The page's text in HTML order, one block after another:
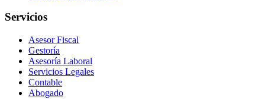
Servicios
Asesor Fiscal
Gestoría
Asesoría Laboral
Servicios Legales
Contable
Abogado